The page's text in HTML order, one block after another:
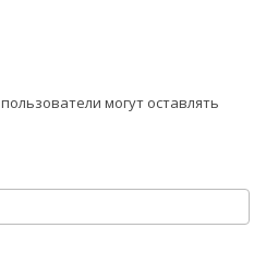
пользователи могут оставлять